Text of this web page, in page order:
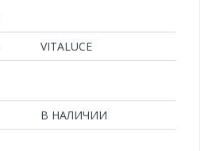
VITALUCE
В НАЛИЧИИ